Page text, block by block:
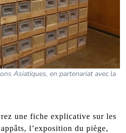
Asiatiques, en partenariat avec la
une fiche explicative sur les
l’exposition du piège,